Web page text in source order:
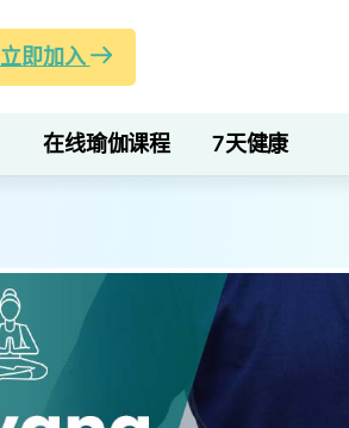
立即加入
在线瑜伽课程 7天健康